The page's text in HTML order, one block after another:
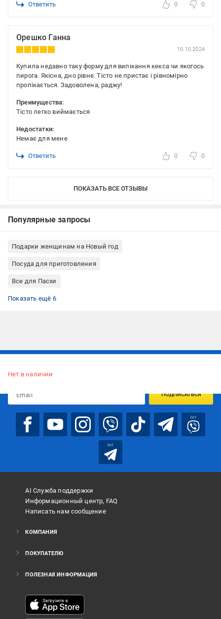
Ответить 0 0
Орешко Ганна
10.10.2024
Купила недавно таку форму для випікання кекса чи якогось
пирога. Якісна, дно рівне. Тісто не пристає і рівномірно
пропікається. Задоволена, раджу!
Преимущества:
Тісто легко виймається
Недостатки:
Немає для мене
Ответить 0 0
ПОКАЗАТЬ ВСЕ ОТЗЫВЫ
Популярные запросы
Подарки женщинам на Новый год
Посуда для приготовления
Все для Пасхи
Универсальные формы для выпечки
Формы для выпечки круглые
Формы для выпечки из углеродной стали
Формы для выпечки Tefal
Формы для выпечки Германия
Антипригарные формы для выпечки
Показать ещё 6
Нет в наличии
ПОДПИСАТЬСЯ
bot
bot
AI Служба поддержки
Информационный центр, FAQ
Написать нам сообщение
КОМПАНИЯ
ПОКУПАТЕЛЮ
ПОЛЕЗНАЯ ИНФОРМАЦИЯ